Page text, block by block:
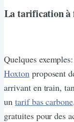
La tarification à
Quelques
Hoxton proposent
arrivant en train,
un tarif bas carbone
gratuites pour des